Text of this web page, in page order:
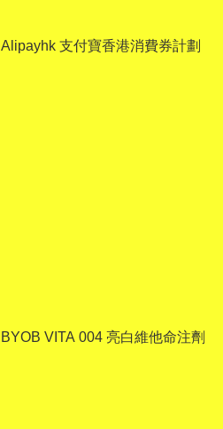
Alipayhk 支付寶香港消費券計劃
BYOB VITA 004 亮白維他命注劑